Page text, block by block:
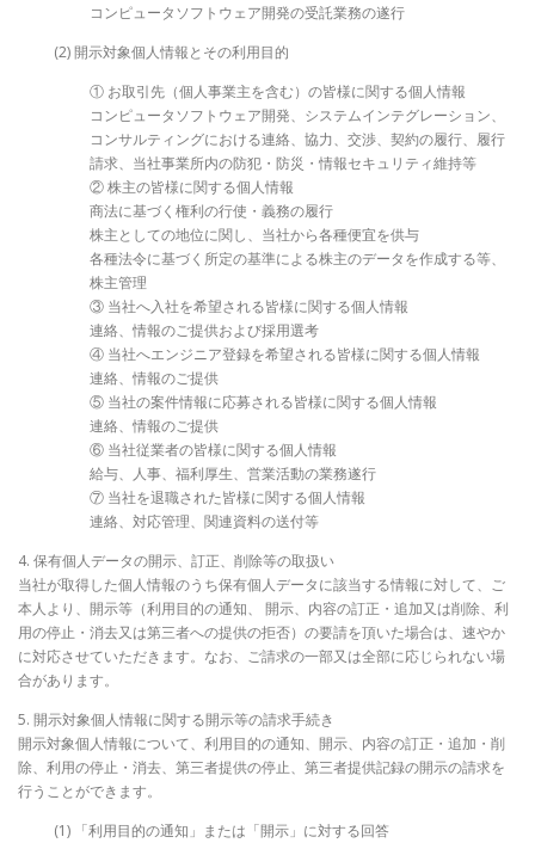
コンピュータソフトウェア開発の受託業務の遂行
(2) 開示対象個人情報とその利用目的
① お取引先（個人事業主を含む）の皆様に関する個人情報
コンピュータソフトウェア開発、システムインテグレーション、
コンサルティングにおける連絡、協力、交渉、契約の履行、履行
請求、当社事業所内の防犯・防災・情報セキュリティ維持等
② 株主の皆様に関する個人情報
商法に基づく権利の行使・義務の履行
株主としての地位に関し、当社から各種便宜を供与
各種法令に基づく所定の基準による株主のデータを作成する等、
株主管理
③ 当社へ入社を希望される皆様に関する個人情報
連絡、情報のご提供および採用選考
④ 当社へエンジニア登録を希望される皆様に関する個人情報
連絡、情報のご提供
⑤ 当社の案件情報に応募される皆様に関する個人情報
連絡、情報のご提供
⑥ 当社従業者の皆様に関する個人情報
給与、人事、福利厚生、営業活動の業務遂行
⑦ 当社を退職された皆様に関する個人情報
連絡、対応管理、関連資料の送付等
4. 保有個人データの開示、訂正、削除等の取扱い
当社が取得した個人情報のうち保有個人データに該当する情報に対して、ご
本人より、開示等（利用目的の通知、 開示、内容の訂正・追加又は削除、利
用の停止・消去又は第三者への提供の拒否）の要請を頂いた場合は、速やか
に対応させていただきます。なお、ご請求の一部又は全部に応じられない場
合があります。
5. 開示対象個人情報に関する開示等の請求手続き
開示対象個人情報について、利用目的の通知、開示、内容の訂正・追加・削
除、利用の停止・消去、第三者提供の停止、第三者提供記録の開示の請求を
行うことができます。
(1) 「利用目的の通知」または「開示」に対する回答